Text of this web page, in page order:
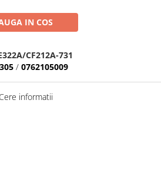
IN COS
CF212A-731
/ 0762105009
Cere informatii